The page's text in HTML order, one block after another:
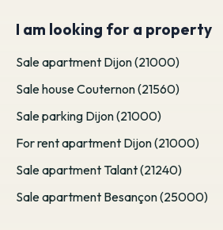
I am looking for a property
Sale apartment Dijon (21000)
Sale house Couternon (21560)
Sale parking Dijon (21000)
For rent apartment Dijon (21000)
Sale apartment Talant (21240)
Sale apartment Besançon (25000)